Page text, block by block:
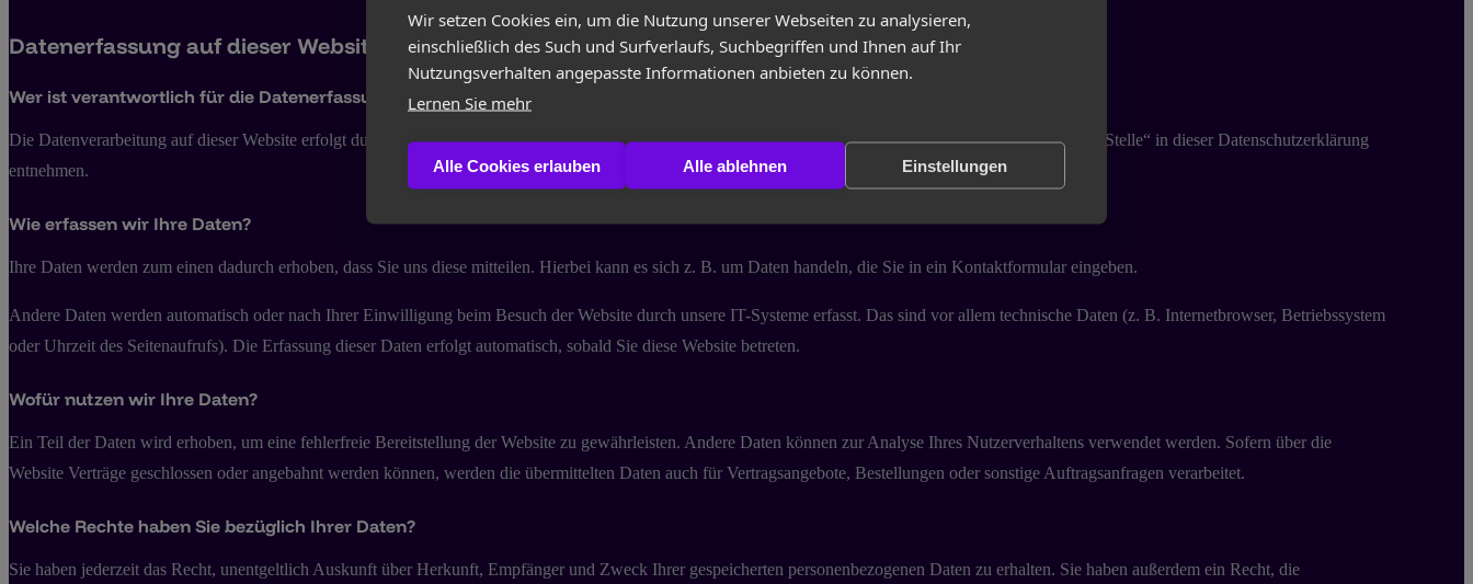
Datenerfassung auf dieser Website
Wer ist verantwortlich für die Datenerfassung auf dieser Website?
Die Datenverarbeitung auf dieser Website erfolgt durch den Websitebetreiber. Dessen Kontaktdaten können Sie dem Abschnitt „Hinweis zur Verantwortlichen Stelle“ in dieser Datenschutzerklärung
entnehmen.
Wie erfassen wir Ihre Daten?
Ihre Daten werden zum einen dadurch erhoben, dass Sie uns diese mitteilen. Hierbei kann es sich z. B. um Daten handeln, die Sie in ein Kontaktformular eingeben.
Andere Daten werden automatisch oder nach Ihrer Einwilligung beim Besuch der Website durch unsere IT-Systeme erfasst. Das sind vor allem technische Daten (z. B. Internetbrowser, Betriebssystem
oder Uhrzeit des Seitenaufrufs). Die Erfassung dieser Daten erfolgt automatisch, sobald Sie diese Website betreten.
Wofür nutzen wir Ihre Daten?
Ein Teil der Daten wird erhoben, um eine fehlerfreie Bereitstellung der Website zu gewährleisten. Andere Daten können zur Analyse Ihres Nutzerverhaltens verwendet werden. Sofern über die
Website Verträge geschlossen oder angebahnt werden können, werden die übermittelten Daten auch für Vertragsangebote, Bestellungen oder sonstige Auftragsanfragen verarbeitet.
Welche Rechte haben Sie bezüglich Ihrer Daten?
Sie haben jederzeit das Recht, unentgeltlich Auskunft über Herkunft, Empfänger und Zweck Ihrer gespeicherten personenbezogenen Daten zu erhalten. Sie haben außerdem ein Recht, die
Wir setzen Cookies ein, um die Nutzung unserer Webseiten zu analysieren,
einschließlich des Such und Surfverlaufs, Suchbegriffen und Ihnen auf Ihr
Nutzungsverhalten angepasste Informationen anbieten zu können.
Lernen Sie mehr
Alle Cookies erlauben Alle ablehnen Einstellungen